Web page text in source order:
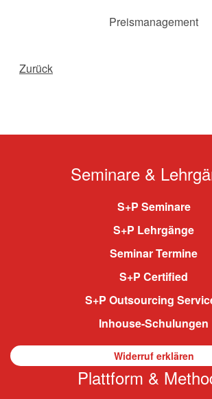
Preismanagement
Zurück
Seminare &
S+P Seminare
S+P Lehrgänge
Seminar Termine
S+P Certified
S+P Outsourcing
Inhouse-Schulungen
Widerruf erklären
Plattform &